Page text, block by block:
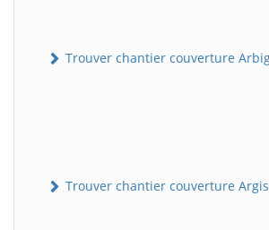
Trouver chantier couverture
Trouver chantier couverture Argis